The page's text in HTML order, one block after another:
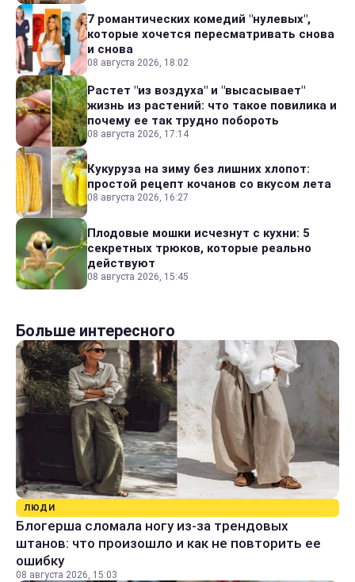
7 романтических комедий "нулевых",
которые хочется пересматривать снова
и снова
08 августа 2026, 18:02
Растет "из воздуха" и "высасывает"
жизнь из растений: что такое повилика и
почему ее так трудно побороть
08 августа 2026, 17:14
Кукуруза на зиму без лишних хлопот:
простой рецепт кочанов со вкусом лета
08 августа 2026, 16:27
Плодовые мошки исчезнут с кухни: 5
секретных трюков, которые реально
действуют
08 августа 2026, 15:45
Больше интересного
ЛЮДИ
Блогерша сломала ногу из-за трендовых
штанов: что произошло и как не повторить ее
ошибку
08 августа 2026, 15:03